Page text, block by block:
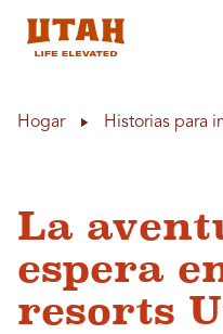
Hogar Historias para
La
espera
resorts